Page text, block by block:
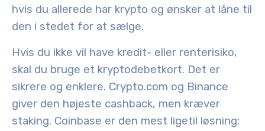
hvis du allerede har krypto og ønsker at låne til
den i stedet for at sælge.
Hvis du ikke vil have kredit- eller renterisiko,
skal du bruge et kryptodebetkort. Det er
sikrere og enklere. Crypto.com og Binance
giver den højeste cashback, men kræver
staking. Coinbase er den mest ligetil løsning: